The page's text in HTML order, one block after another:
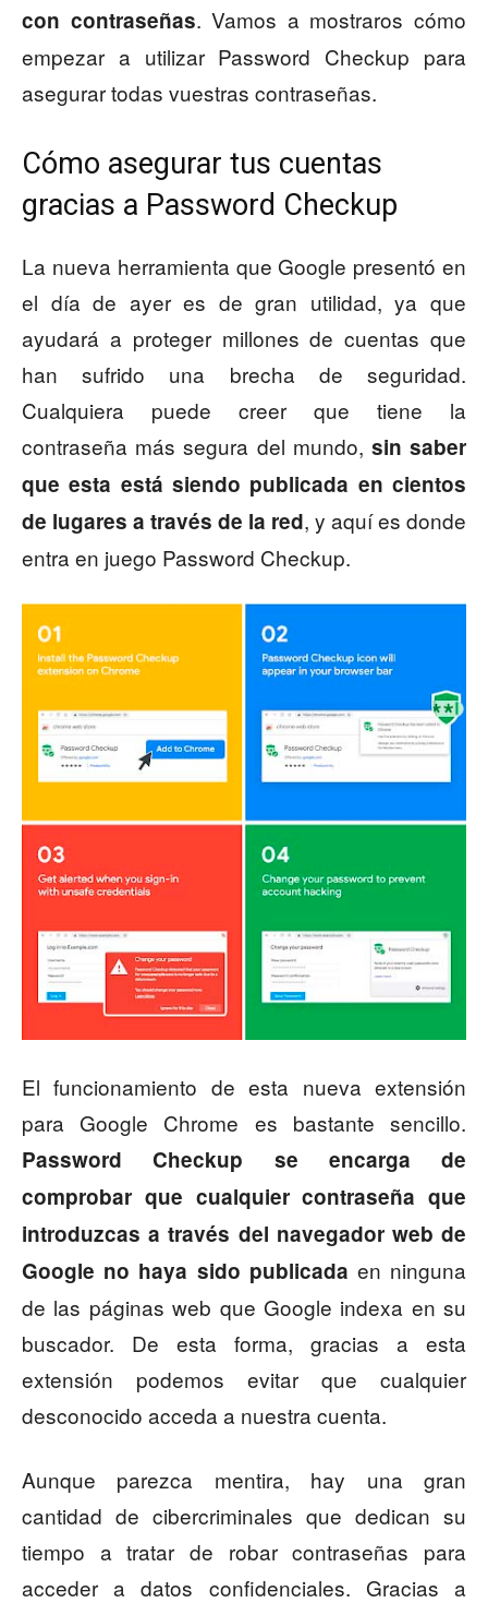
con contraseñas. Vamos a mostraros cómo
empezar a utilizar Password Checkup para
asegurar todas vuestras contraseñas.
Cómo asegurar tus cuentas
gracias a Password Checkup
La nueva herramienta que Google presentó en
el día de ayer es de gran utilidad, ya que
ayudará a proteger millones de cuentas que
han sufrido una brecha de seguridad.
Cualquiera puede creer que tiene la
contraseña más segura del mundo, sin saber
que esta está siendo publicada en cientos
de lugares a través de la red, y aquí es donde
entra en juego Password Checkup.
El funcionamiento de esta nueva extensión
para Google Chrome es bastante sencillo.
Password Checkup se encarga de
comprobar que cualquier contraseña que
introduzcas a través del navegador web de
Google no haya sido publicada en ninguna
de las páginas web que Google indexa en su
buscador. De esta forma, gracias a esta
extensión podemos evitar que cualquier
desconocido acceda a nuestra cuenta.
Aunque parezca mentira, hay una gran
cantidad de cibercriminales que dedican su
tiempo a tratar de robar contraseñas para
acceder a datos confidenciales. Gracias a